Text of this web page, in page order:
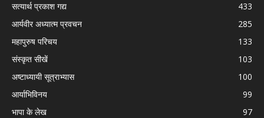
सत्यार्थ प्रकाश गद्य
433
आर्यवीर अध्यात्म प्रवचन
285
महापुरुष परिचय
133
संस्कृत सीखें
103
अष्टाध्यायी सूत्राभ्यास
100
आर्याभिविनय
99
भापा के लेख
97